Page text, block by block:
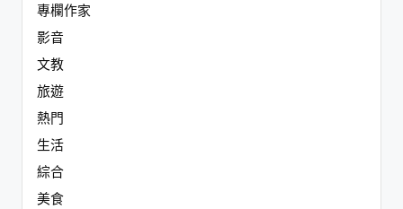
專欄作家
影音
文教
旅遊
熱門
生活
綜合
美食